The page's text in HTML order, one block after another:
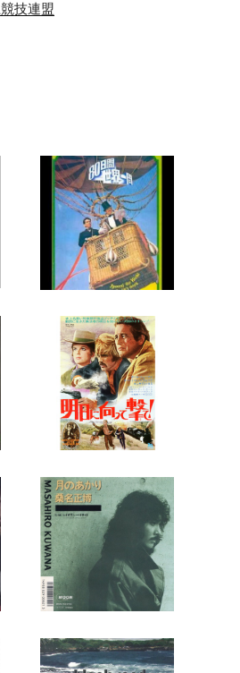
技連盟